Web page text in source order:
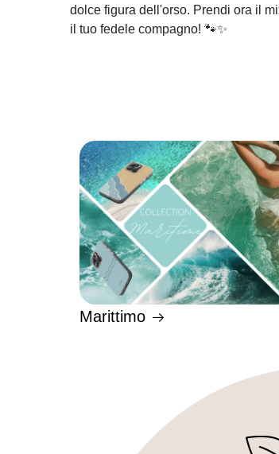
dolce figura dell'orso. Prendi ora il
il tuo fedele compagno! 🐾✨
Marittimo